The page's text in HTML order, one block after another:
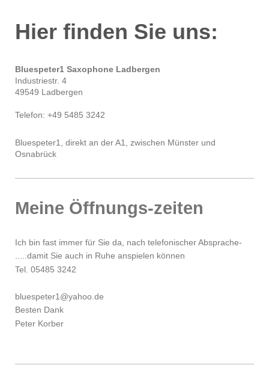
Hier finden Sie uns:
Bluespeter1 Saxophone Ladbergen
Industriestr. 4
49549 Ladbergen
Telefon: +49 5485 3242
Bluespeter1, direkt an der A1, zwischen Münster und
Osnabrück
Meine Öffnungs-zeiten
Ich bin fast immer für Sie da, nach telefonischer Absprache-
.....damit Sie auch in Ruhe anspielen können
Tel. 05485 3242
bluespeter1@yahoo.de
Besten Dank
Peter Korber